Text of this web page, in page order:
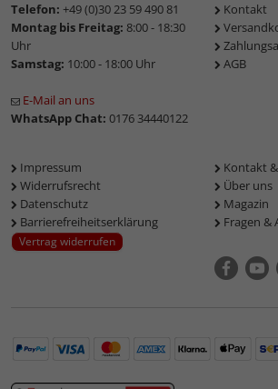
Telefon: +49 (0)30 23 59 490 81
Montag bis Freitag: 8:00 - 18:30
Uhr
Samstag: 10:00 - 18:00 Uhr
E-Mail an uns
WhatsApp Chat: 0176 34440122
Kontakt
AGB
Impressum
Widerrufsrecht
Datenschutz
Barrierefreiheitserklärung
Vertrag widerrufen
Kontakt
Über uns
Magazin
Fragen &